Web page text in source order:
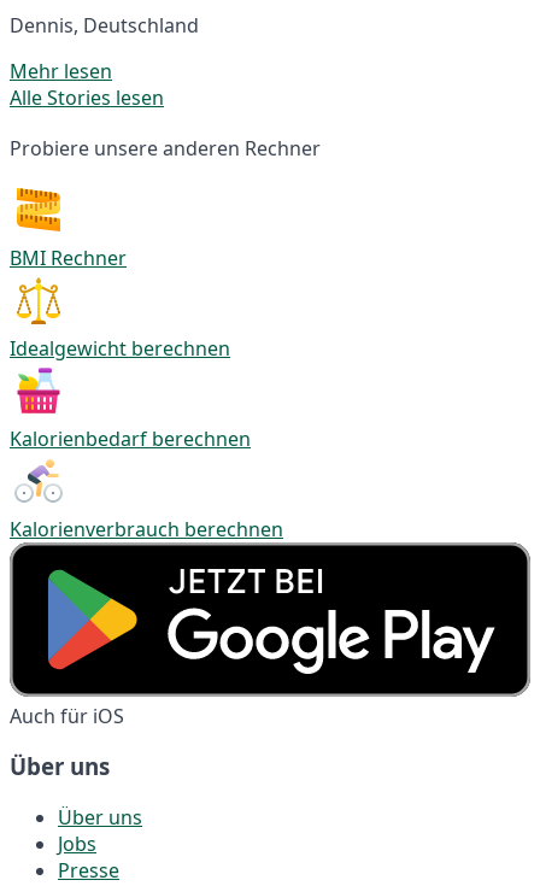
Dennis, Deutschland
Mehr lesen
Alle Stories lesen
Probiere unsere anderen Rechner
BMI Rechner
Idealgewicht berechnen
Kalorienbedarf berechnen
Kalorienverbrauch berechnen
Auch für iOS
Über uns
Über uns
Jobs
Presse